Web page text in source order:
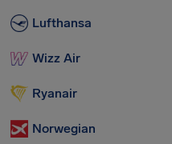
Lufthansa
Wizz Air
Ryanair
Norwegian